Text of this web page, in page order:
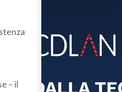
– il